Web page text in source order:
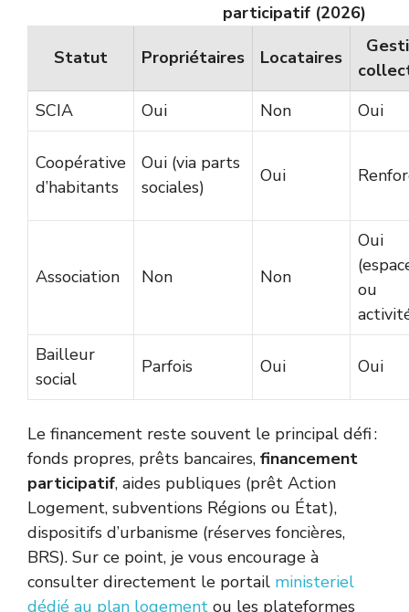
participatif (2026)
Statut Propriétaires Locataires
SCIA
Oui Non Oui
Coopérative
d’habitants
Oui (via parts
sociales)
Oui
Association Non Non
Oui
ou
Bailleur
social
Parfois Oui Oui
Le financement reste souvent le principal défi :
fonds propres, prêts bancaires, financement
participatif, aides publiques (prêt Action
Logement, subventions Régions ou État),
dispositifs d’urbanisme (réserves foncières,
BRS). Sur ce point, je vous encourage à
consulter directement le portail ministeriel
dédié au plan logement ou les plateformes